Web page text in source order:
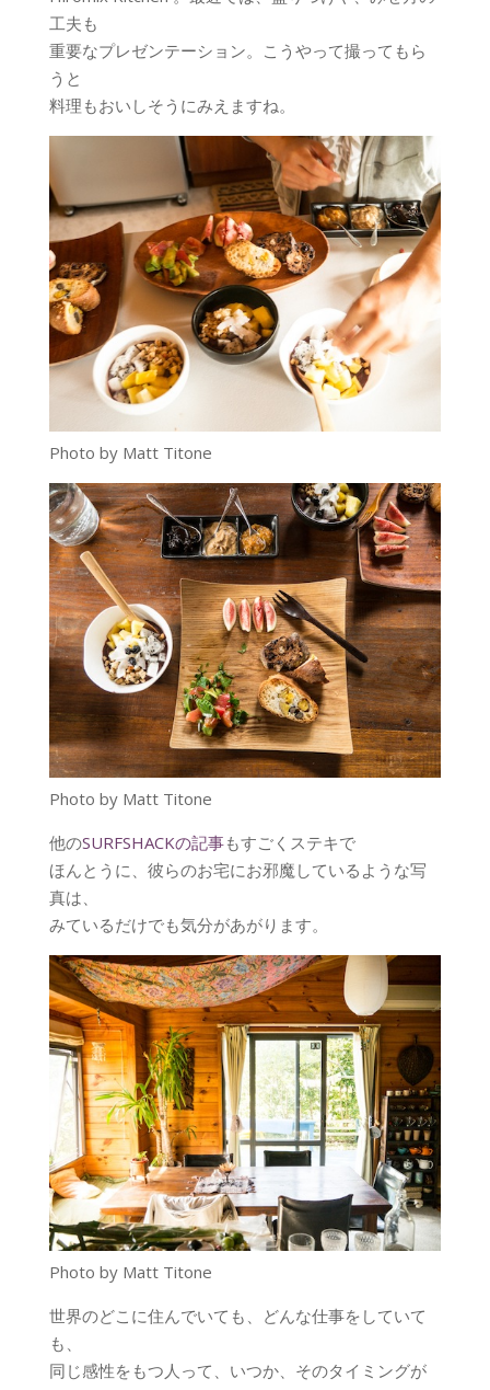
工夫も
重要なプレゼンテーション。こうやって撮ってもら
うと
料理もおいしそうにみえますね。
Photo by Matt Titone
Photo by Matt Titone
他のSURFSHACKの記事もすごくステキで
ほんとうに、彼らのお宅にお邪魔しているような写
真は、
みているだけでも気分があがります。
Photo by Matt Titone
世界のどこに住んでいても、どんな仕事をしていて
も、
同じ感性をもつ人って、いつか、そのタイミングが